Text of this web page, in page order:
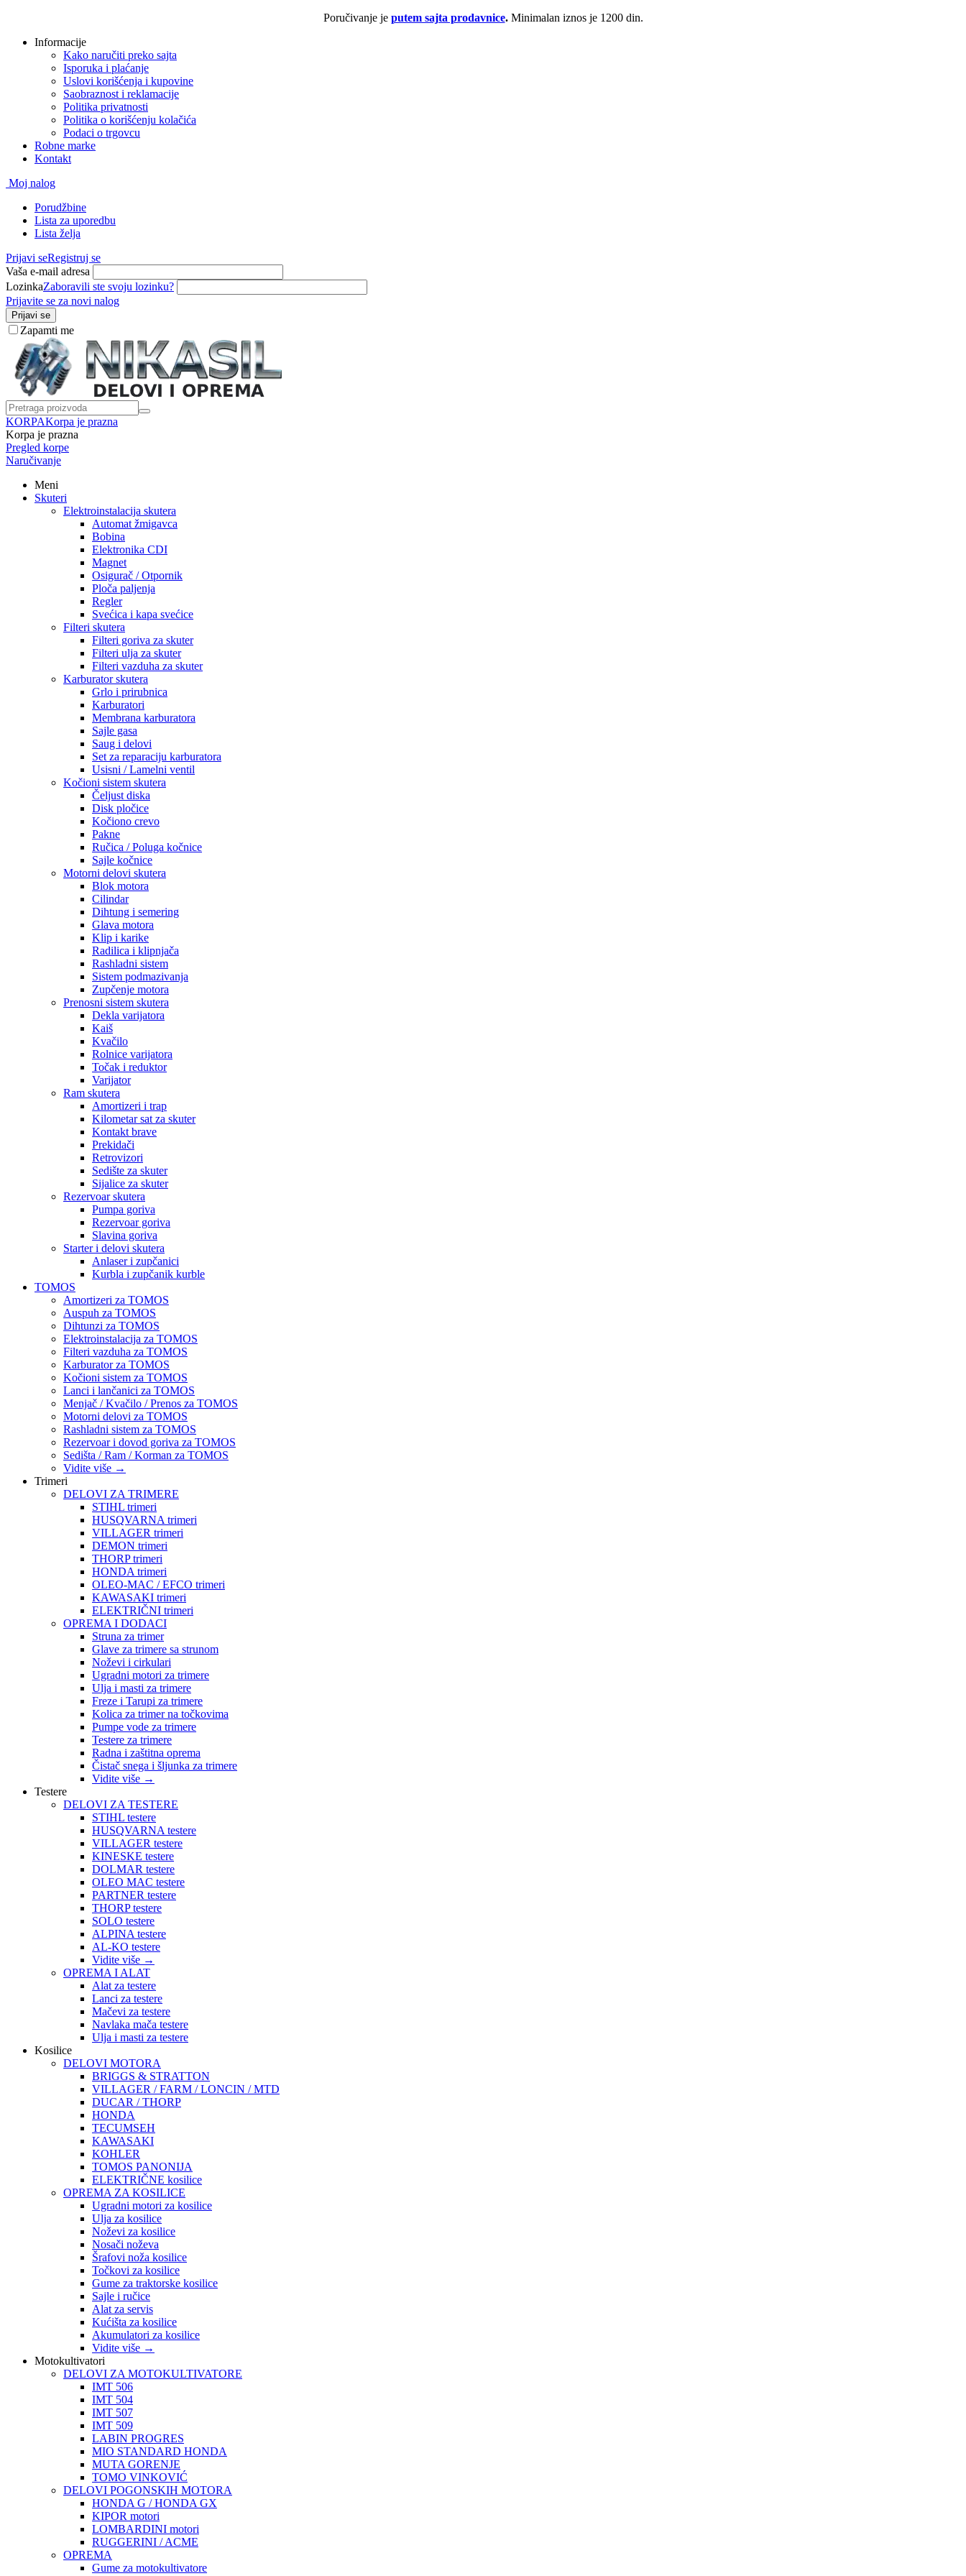
Poručivanje je putem sajta prodavnice. Minimalan iznos je 1200 din.
Informacije
Kako naručiti preko sajta
Isporuka i plaćanje
Uslovi korišćenja i kupovine
Saobraznost i reklamacije
Politika privatnosti
Politika o korišćenju kolačića
Podaci o trgovcu
Robne marke
Kontakt
Moj nalog
Porudžbine
Lista za uporedbu
Lista želja
Prijavi seRegistruj se
Vaša e-mail adresa
LozinkaZaboravili ste svoju lozinku?
Prijavite se za novi nalog
Prijavi se
Zapamti me
KORPAKorpa je prazna
Korpa je prazna
Pregled korpe
Naručivanje
Meni
Skuteri
Elektroinstalacija skutera
Automat žmigavca
Bobina
Elektronika CDI
Magnet
Osigurač / Otpornik
Ploča paljenja
Regler
Svećica i kapa svećice
Filteri skutera
Filteri goriva za skuter
Filteri ulja za skuter
Filteri vazduha za skuter
Karburator skutera
Grlo i prirubnica
Karburatori
Membrana karburatora
Sajle gasa
Saug i delovi
Set za reparaciju karburatora
Usisni / Lamelni ventil
Kočioni sistem skutera
Čeljust diska
Disk pločice
Kočiono crevo
Pakne
Ručica / Poluga kočnice
Sajle kočnice
Motorni delovi skutera
Blok motora
Cilindar
Dihtung i semering
Glava motora
Klip i karike
Radilica i klipnjača
Rashladni sistem
Sistem podmazivanja
Zupčenje motora
Prenosni sistem skutera
Dekla varijatora
Kaiš
Kvačilo
Rolnice varijatora
Točak i reduktor
Varijator
Ram skutera
Amortizeri i trap
Kilometar sat za skuter
Kontakt brave
Prekidači
Retrovizori
Sedište za skuter
Sijalice za skuter
Rezervoar skutera
Pumpa goriva
Rezervoar goriva
Slavina goriva
Starter i delovi skutera
Anlaser i zupčanici
Kurbla i zupčanik kurble
TOMOS
Amortizeri za TOMOS
Auspuh za TOMOS
Dihtunzi za TOMOS
Elektroinstalacija za TOMOS
Filteri vazduha za TOMOS
Karburator za TOMOS
Kočioni sistem za TOMOS
Lanci i lančanici za TOMOS
Menjač / Kvačilo / Prenos za TOMOS
Motorni delovi za TOMOS
Rashladni sistem za TOMOS
Rezervoar i dovod goriva za TOMOS
Sedišta / Ram / Korman za TOMOS
Vidite više →
Trimeri
DELOVI ZA TRIMERE
STIHL trimeri
HUSQVARNA trimeri
VILLAGER trimeri
DEMON trimeri
THORP trimeri
HONDA trimeri
OLEO-MAC / EFCO trimeri
KAWASAKI trimeri
ELEKTRIČNI trimeri
OPREMA I DODACI
Struna za trimer
Glave za trimere sa strunom
Noževi i cirkulari
Ugradni motori za trimere
Ulja i masti za trimere
Freze i Tarupi za trimere
Kolica za trimer na točkovima
Pumpe vode za trimere
Testere za trimere
Radna i zaštitna oprema
Čistač snega i šljunka za trimere
Vidite više →
Testere
DELOVI ZA TESTERE
STIHL testere
HUSQVARNA testere
VILLAGER testere
KINESKE testere
DOLMAR testere
OLEO MAC testere
PARTNER testere
THORP testere
SOLO testere
ALPINA testere
AL-KO testere
Vidite više →
OPREMA I ALAT
Alat za testere
Lanci za testere
Mačevi za testere
Navlaka mača testere
Ulja i masti za testere
Kosilice
DELOVI MOTORA
BRIGGS & STRATTON
VILLAGER / FARM / LONCIN / MTD
DUCAR / THORP
HONDA
TECUMSEH
KAWASAKI
KOHLER
TOMOS PANONIJA
ELEKTRIČNE kosilice
OPREMA ZA KOSILICE
Ugradni motori za kosilice
Ulja za kosilice
Noževi za kosilice
Nosači noževa
Šrafovi noža kosilice
Točkovi za kosilice
Gume za traktorske kosilice
Sajle i ručice
Alat za servis
Kućišta za kosilice
Akumulatori za kosilice
Vidite više →
Motokultivatori
DELOVI ZA MOTOKULTIVATORE
IMT 506
IMT 504
IMT 507
IMT 509
LABIN PROGRES
MIO STANDARD HONDA
MUTA GORENJE
TOMO VINKOVIĆ
DELOVI POGONSKIH MOTORA
HONDA G / HONDA GX
KIPOR motori
LOMBARDINI motori
RUGGERINI / ACME
OPREMA
Gume za motokultivatore